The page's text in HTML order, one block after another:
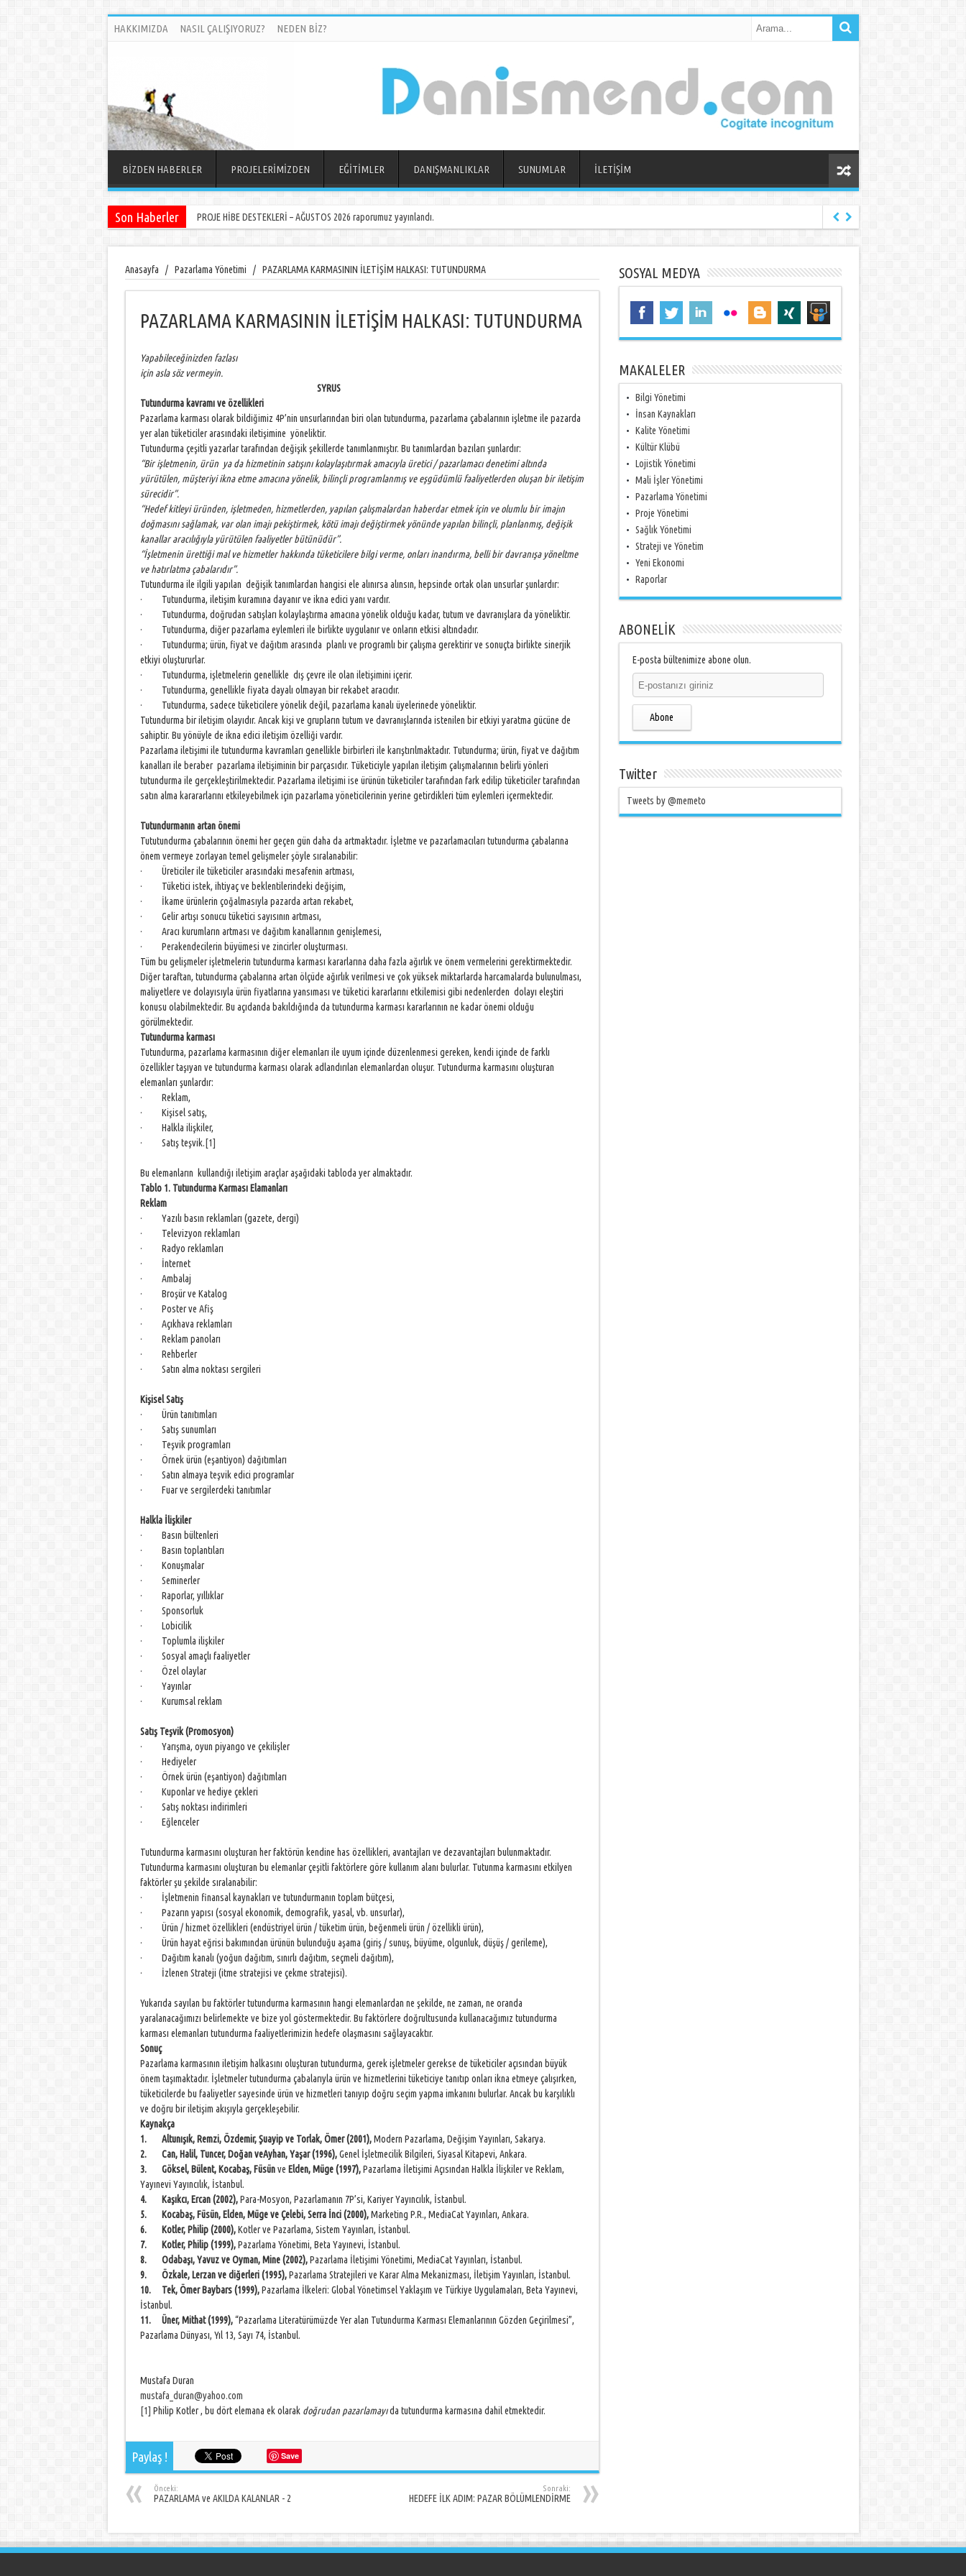
HAKKIMIZDA NASIL ÇALIŞIYORUZ? NEDEN BİZ?
BİZDEN HABERLER PROJELERİMİZDEN EĞİTİMLER DANIŞMANLIKLAR SUNUMLAR İLETİŞİM
Son Haberler PROJE HİBE DESTEKLERİ – AĞUSTOS 2026 raporumuz yayınlandı.
Anasayfa / Pazarlama Yönetimi / PAZARLAMA KARMASININ İLETİŞİM HALKASI: TUTUNDURMA
PAZARLAMA KARMASININ İLETİŞİM HALKASI: TUTUNDURMA
Yapabileceğinizden fazlası
için asla söz vermeyin.
SYRUS
Tutundurma kavramı ve özellikleri
Pazarlama karması olarak bildiğimiz 4P’nin unsurlarından biri olan tutundurma, pazarlama çabalarının işletme ile pazarda
yer alan tüketiciler arasındaki iletişimine yöneliktir.
Tutundurma çeşitli yazarlar tarafından değişik şekillerde tanımlanmıştır. Bu tanımlardan bazıları şunlardır:
“Bir işletmenin, ürün ya da hizmetinin satışını kolaylaşıtırmak amacıyla üretici / pazarlamacı denetimi altında
yürütülen, müşteriyi ikna etme amacına yönelik, bilinçli programlanmış ve eşgüdümlü faaliyetlerden oluşan bir iletişim
sürecidir”.
“Hedef kitleyi üründen, işletmeden, hizmetlerden, yapılan çalışmalardan haberdar etmek için ve olumlu bir imajın
doğmasını sağlamak, var olan imajı pekiştirmek, kötü imajı değiştirmek yönünde yapılan bilinçli, planlanmış, değişik
kanallar aracılığıyla yürütülen faaliyetler bütünüdür”.
“İşletmenin ürettiği mal ve hizmetler hakkında tüketicilere bilgi verme, onları inandırma, belli bir davranışa yöneltme
ve hatırlatma çabalarıdır”.
Tutundurma ile ilgili yapılan değişik tanımlardan hangisi ele alınırsa alınsın, hepsinde ortak olan unsurlar şunlardır:
· Tutundurma, iletişim kuramına dayanır ve ikna edici yanı vardır.
· Tutundurma, doğrudan satışları kolaylaştırma amacına yönelik olduğu kadar, tutum ve davranışlara da yöneliktir.
· Tutundurma, diğer pazarlama eylemleri ile birlikte uygulanır ve onların etkisi altındadır.
· Tutundurma; ürün, fiyat ve dağıtım arasında planlı ve programlı bir çalışma gerektirir ve sonuçta birlikte sinerjik
etkiyi oluştururlar.
· Tutundurma, işletmelerin genellikle dış çevre ile olan iletişimini içerir.
· Tutundurma, genellikle fiyata dayalı olmayan bir rekabet aracıdır.
· Tutundurma, sadece tüketicilere yönelik değil, pazarlama kanalı üyelerinede yöneliktir.
Tutundurma bir iletişim olayıdır. Ancak kişi ve grupların tutum ve davranışlarında istenilen bir etkiyi yaratma gücüne de
sahiptir. Bu yönüyle de ikna edici iletişim özelliği vardır.
Pazarlama iletişimi ile tutundurma kavramları genellikle birbirleri ile karıştırılmaktadır. Tutundurma; ürün, fiyat ve dağıtım
kanalları ile beraber pazarlama iletişiminin bir parçasıdır. Tüketiciyle yapılan iletişim çalışmalarının belirli yönleri
tutundurma ile gerçekleştirilmektedir. Pazarlama iletişimi ise ürünün tüketiciler tarafından fark edilip tüketiciler tarafından
satın alma karararlarını etkileyebilmek için pazarlama yöneticilerinin yerine getirdikleri tüm eylemleri içermektedir.
Tutundurmanın artan önemi
Tututundurma çabalarının önemi her geçen gün daha da artmaktadır. İşletme ve pazarlamacıları tutundurma çabalarına
önem vermeye zorlayan temel gelişmeler şöyle sıralanabilir:
· Üreticiler ile tüketiciler arasındaki mesafenin artması,
· Tüketici istek, ihtiyaç ve beklentilerindeki değişim,
· İkame ürünlerin çoğalmasıyla pazarda artan rekabet,
· Gelir artışı sonucu tüketici sayısının artması,
· Aracı kurumların artması ve dağıtım kanallarının genişlemesi,
· Perakendecilerin büyümesi ve zincirler oluşturması.
Tüm bu gelişmeler işletmelerin tutundurma karması kararlarına daha fazla ağırlık ve önem vermelerini gerektirmektedir.
Diğer taraftan, tutundurma çabalarına artan ölçüde ağırlık verilmesi ve çok yüksek miktarlarda harcamalarda bulunulması,
maliyetlere ve dolayısıyla ürün fiyatlarına yansıması ve tüketici kararlarını etkilemisi gibi nedenlerden dolayı eleştiri
konusu olabilmektedir. Bu açıdanda bakıldığında da tutundurma karması kararlarının ne kadar önemi olduğu
görülmektedir.
Tutundurma karması
Tutundurma, pazarlama karmasının diğer elemanları ile uyum içinde düzenlenmesi gereken, kendi içinde de farklı
özellikler taşıyan ve tutundurma karması olarak adlandırılan elemanlardan oluşur. Tutundurma karmasını oluşturan
elemanları şunlardır:
· Reklam,
· Kişisel satış,
· Halkla ilişkiler,
· Satış teşvik. [1]
Bu elemanların kullandığı iletişim araçlar aşağıdaki tabloda yer almaktadır.
Tablo 1. Tutundurma Karması Elamanları
Reklam
· Yazılı basın reklamları (gazete, dergi)
· Televizyon reklamları
· Radyo reklamları
· İnternet
· Ambalaj
· Broşür ve Katalog
· Poster ve Afiş
· Açıkhava reklamları
· Reklam panoları
· Rehberler
· Satın alma noktası sergileri
Kişisel Satış
· Ürün tanıtımları
· Satış sunumları
· Teşvik programları
· Örnek ürün (eşantiyon) dağıtımları
· Satın almaya teşvik edici programlar
· Fuar ve sergilerdeki tanıtımlar
Halkla İlişkiler
· Basın bültenleri
· Basın toplantıları
· Konuşmalar
· Seminerler
· Raporlar, yıllıklar
· Sponsorluk
· Lobicilik
· Toplumla ilişkiler
· Sosyal amaçlı faaliyetler
· Özel olaylar
· Yayınlar
· Kurumsal reklam
Satış Teşvik (Promosyon)
· Yarışma, oyun piyango ve çekilişler
· Hediyeler
· Örnek ürün (eşantiyon) dağıtımları
· Kuponlar ve hediye çekleri
· Satış noktası indirimleri
· Eğlenceler
Tutundurma karmasını oluşturan her faktörün kendine has özellikleri, avantajları ve dezavantajları bulunmaktadır.
Tutundurma karmasını oluşturan bu elemanlar çeşitli faktörlere göre kullanım alanı bulurlar. Tutunma karmasını etkilyen
faktörler şu şekilde sıralanabilir:
· İşletmenin finansal kaynakları ve tutundurmanın toplam bütçesi,
· Pazarın yapısı (sosyal ekonomik, demografik, yasal, vb. unsurlar),
· Ürün / hizmet özellikleri (endüstriyel ürün / tüketim ürün, beğenmeli ürün / özellikli ürün),
· Ürün hayat eğrisi bakımından ürünün bulunduğu aşama (giriş / sunuş, büyüme, olgunluk, düşüş / gerileme),
· Dağıtım kanalı (yoğun dağıtım, sınırlı dağıtım, seçmeli dağıtım),
· İzlenen Strateji (itme stratejisi ve çekme stratejisi).
Yukarıda sayılan bu faktörler tutundurma karmasının hangi elemanlardan ne şekilde, ne zaman, ne oranda
yaralanacağımızı belirlemekte ve bize yol göstermektedir. Bu faktörlere doğrultusunda kullanacağımız tutundurma
karması elemanları tutundurma faaliyetlerimizin hedefe olaşmasını sağlayacaktır.
Sonuç
Pazarlama karmasının iletişim halkasını oluşturan tutundurma, gerek işletmeler gerekse de tüketiciler açısından büyük
önem taşımaktadır. İşletmeler tutundurma çabalarıyla ürün ve hizmetlerini tüketiciye tanıtıp onları ikna etmeye çalışırken,
tüketicilerde bu faaliyetler sayesinde ürün ve hizmetleri tanıyıp doğru seçim yapma imkanını bulurlar. Ancak bu karşılıklı
ve doğru bir iletişim akışıyla gerçekleşebilir.
Kaynakça
1. Altunışık, Remzi, Özdemir, Şuayip ve Torlak, Ömer (2001),Modern Pazarlama, Değişim Yayınları, Sakarya.
2. Can, Halil, Tuncer, Doğan veAyhan, Yaşar (1996),Genel İşletmecilik Bilgileri, Siyasal Kitapevi, Ankara.
3. Göksel, Bülent, Kocabaş, Füsünve Elden, Müge (1997),Pazarlama İletişimi Açısından Halkla İlişkiler ve Reklam,
Yayınevi Yayıncılık, İstanbul.
4. Kaşıkcı, Ercan (2002),Para-Mosyon, Pazarlamanın 7P’si, Kariyer Yayıncılık, İstanbul.
5. Kocabaş, Füsün, Elden, Müge ve Çelebi, Serra İnci (2000),Marketing P.R., MediaCat Yayınları, Ankara.
6. Kotler, Philip (2000),Kotler ve Pazarlama, Sistem Yayınları, İstanbul.
7. Kotler, Philip (1999),Pazarlama Yönetimi, Beta Yayınevi, İstanbul.
8. Odabaşı, Yavuz ve Oyman, Mine (2002),Pazarlama İletişimi Yönetimi, MediaCat Yayınları, İstanbul.
9. Özkale, Lerzan ve diğerleri (1995),Pazarlama Stratejileri ve Karar Alma Mekanizması, İletişim Yayınları, İstanbul.
10.
Tek, Ömer Baybars (1999),Pazarlama İlkeleri: Global Yönetimsel Yaklaşım ve Türkiye Uygulamaları, Beta Yayınevi,
İstanbul.
11.
Üner, Mithat (1999),“Pazarlama Literatürümüzde Yer alan Tutundurma Karması Elemanlarının Gözden Geçirilmesi”,
Pazarlama Dünyası, Yıl 13, Sayı 74, İstanbul.
Mustafa Duran
mustafa_duran@yahoo.com
[1] Philip Kotler , bu dört elemana ek olarak doğrudan pazarlamayıda tutundurma karmasına dahil etmektedir.
Paylaş ! Save
Önceki:
PAZARLAMA ve AKILDA KALANLAR - 2
Sonraki:
HEDEFE İLK ADIM: PAZAR BÖLÜMLENDİRME
SOSYAL MEDYA
MAKALELER
Bilgi Yönetimi
İnsan Kaynakları
Kalite Yönetimi
Kültür Klübü
Lojistik Yönetimi
Mali İşler Yönetimi
Pazarlama Yönetimi
Proje Yönetimi
Sağlık Yönetimi
Strateji ve Yönetim
Yeni Ekonomi
Raporlar
ABONELİK
E-posta bültenimize abone olun.
Abone
Twitter
Tweets by @memeto